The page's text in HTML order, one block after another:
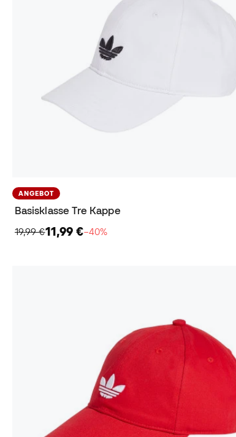
ANGEBOT
Basisklasse Tre Kappe
19,99 €11,99 €−40%